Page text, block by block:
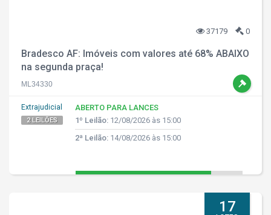
37179 0
Bradesco AF: Imóveis com valores até 68% ABAIXO
na segunda praça!
ML34330
Extrajudicial
2 LEILÕES
ABERTO PARA LANCES
1º Leilão: 12/08/2026 às 15:00
2ª Leilão: 14/08/2026 às 15:00
17